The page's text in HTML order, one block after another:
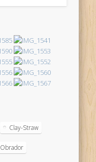
Clay-Straw
Obrador